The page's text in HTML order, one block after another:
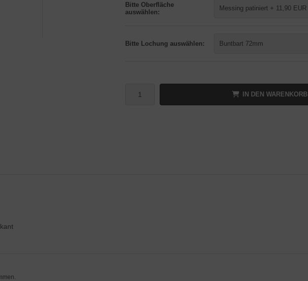
Bitte Oberfläche
auswählen:
Messing patiniert + 11,90 EUR
Bitte Lochung auswählen: Buntbart 72mm
IN DEN WARENKORB